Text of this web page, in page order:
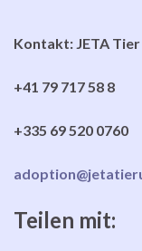
Kontakt: JETA
+41 79 717 58 8
+335 69 520 0760
Teilen mit: